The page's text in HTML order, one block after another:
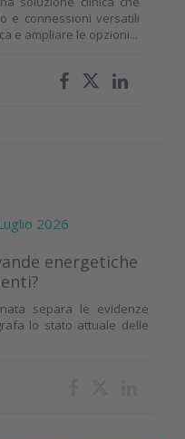
e connessioni versatili
e ampliare le opzioni...
2026
energetiche
separa le evidenze
lo stato attuale delle